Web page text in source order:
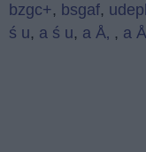
bzgc+, bsgaf, udepl
ś u, a ś u, a Å‚ , a